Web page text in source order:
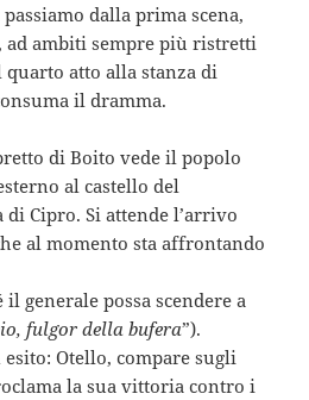
dalla prima scena,
ad ambiti sempre più ristretti
atto alla stanza di
il dramma.
di Boito vede il popolo
al castello del
di Cipro. Si attende l’arrivo
al momento sta affrontando
il generale possa scendere a
fulgor della bufera”).
Otello, compare sugli
la sua vittoria contro i